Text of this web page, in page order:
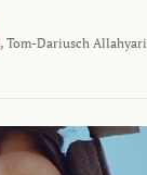
, Tom-Dariusch Allahyari